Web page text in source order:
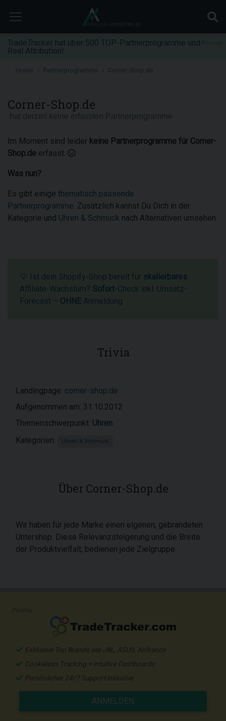
TradeTracker hat über 500 TOP-Partnerprogramme und
Real Attribution!
Home Partnerprogramme
Corner-Shop.de
Im Moment sind leider keine Partnerprogramme für Corner-
Shop.de erfasst.
Was nun?
Es gibt einige thematisch passende
Partnerprogramme. Zusätzlich kannst Du Dich in der
Kategorie und Uhren & Schmuck nach Alternativen umsehen.
💡 Ist dein Shopify-Shop bereit für skalierbares
Affiliate-Wachstum? Sofort-Check inkl. Umsatz-
Forecast – OHNE Anmeldung.
Trivia
Landingpage: corner-shop.de
Aufgenommen am: 31.10.2012
Themenschwerpunkt: Uhren
Kategorien:
Uhren & Schmuck
Über Corner-Shop.de
Wir haben für jede Marke einen eigenen, gebrandeten
Untershop. Diese Relevanzsteigerung und die Breite
der Produktvielfalt, bedienen jede Zielgruppe.
Exklusive Top Brands wie JBL, ASUS, Airfrance
Cookieless Tracking + intuitive Dashboards
Persönlicher 24/7 Support inklusive
ANMELDEN